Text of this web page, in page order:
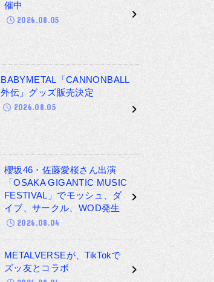
催中
2026.08.05
BABYMETAL「CANNONBALL
外伝」グッズ販売決定
2026.08.05
櫻坂46・佐藤愛桜さん出演
「OSAKA GIGANTIC MUSIC
FESTIVAL」でモッシュ、ダ
イブ、サークル、WOD発生
2026.08.04
METALVERSEが、TikTokで
ズッ友とコラボ